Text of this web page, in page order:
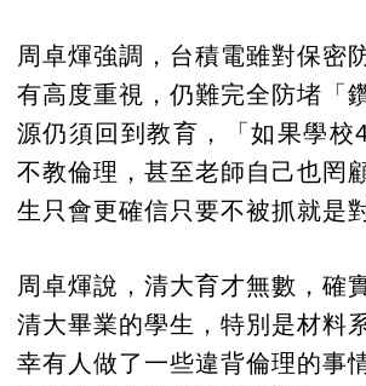
周卓煇強調，台積電雖對保密
有高度重視，仍難完全防堵「
源仍須回到教育，「如果學校
不教倫理，甚至老師自己也罔
生只會更確信只要不被抓就是
周卓煇說，清大育才無數，確
清大畢業的學生，特別是材料
幸有人做了一些違背倫理的事